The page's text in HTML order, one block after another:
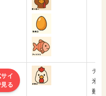
イ
見る
チキ
米
動